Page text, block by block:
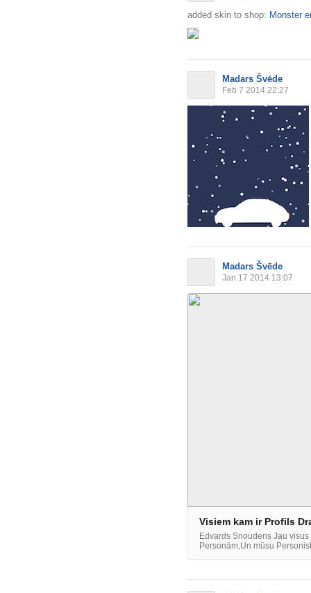
added skin to shop: Monster
Madars Švēde
Feb 7 2014 22:27
Madars Švēde
Jan 17 2014 13:07
Visiem kam ir Profils
Edvards Snoudens Jau
Personām,Un mūsu